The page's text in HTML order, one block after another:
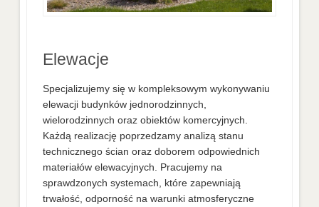
Elewacje
Specjalizujemy się w kompleksowym wykonywaniu
elewacji budynków jednorodzinnych,
wielorodzinnych oraz obiektów komercyjnych.
Każdą realizację poprzedzamy analizą stanu
technicznego ścian oraz doborem odpowiednich
materiałów elewacyjnych. Pracujemy na
sprawdzonych systemach, które zapewniają
trwałość, odporność na warunki atmosferyczne